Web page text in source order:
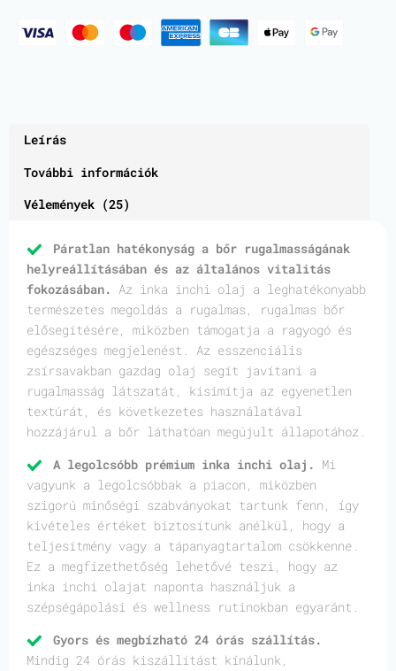
Leírás
További információk
Vélemények (25)
Páratlan hatékonyság a bőr rugalmasságának
helyreállításában és az általános vitalitás
fokozásában. Az inka inchi olaj a leghatékonyabb
természetes megoldás a rugalmas, rugalmas bőr
elősegítésére, miközben támogatja a ragyogó és
egészséges megjelenést. Az esszenciális
zsírsavakban gazdag olaj segít javítani a
rugalmasság látszatát, kisimítja az egyenetlen
textúrát, és következetes használatával
hozzájárul a bőr láthatóan megújult állapotához.
A legolcsóbb prémium inka inchi olaj. Mi
vagyunk a legolcsóbbak a piacon, miközben
szigorú minőségi szabványokat tartunk fenn, így
kivételes értéket biztosítunk anélkül, hogy a
teljesítmény vagy a tápanyagtartalom csökkenne.
Ez a megfizethetőség lehetővé teszi, hogy az
inka inchi olajat naponta használjuk a
szépségápolási és wellness rutinokban egyaránt.
Gyors és megbízható 24 órás szállítás.
Mindig 24 órás kiszállítást kínálunk,